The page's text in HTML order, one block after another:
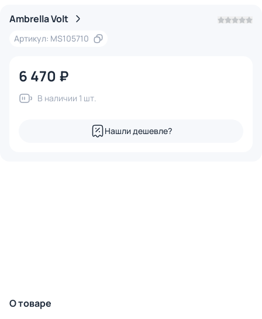
Ambrella Volt
Артикул: MS105710
6 470 ₽
В наличии 1 шт.
Нашли дешевле?
О товаре